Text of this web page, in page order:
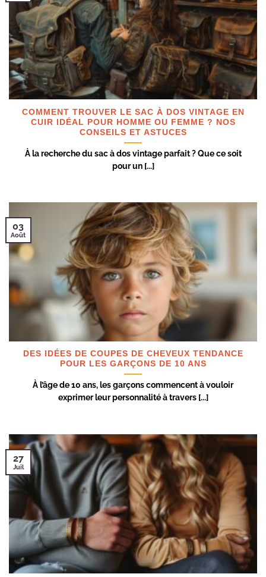
COMMENT TROUVER LE SAC À DOS VINTAGE EN
CUIR IDÉAL POUR HOMME OU FEMME ? NOS
CONSEILS ET ASTUCES
À la recherche du sac à dos vintage parfait ? Que ce soit
pour un [...]
DES IDÉES DE COUPES DE CHEVEUX TENDANCE
POUR LES GARÇONS DE 10 ANS
À l’âge de 10 ans, les garçons commencent à vouloir
exprimer leur personnalité à travers [...]
03
Août
27
Juil